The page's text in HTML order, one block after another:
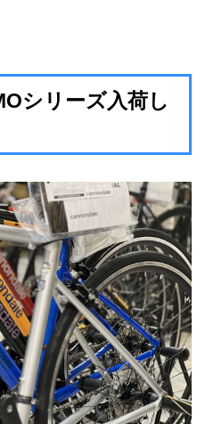
シリーズ入荷し